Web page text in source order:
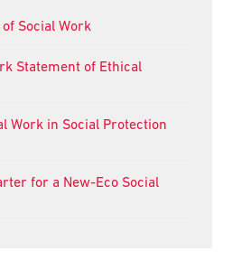
Social Work
Statement of Ethical
Work in Social Protection
for a New-Eco Social